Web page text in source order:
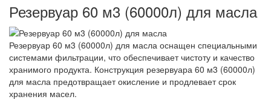
Резервуар 60 м3 (60000л) для масла
Резервуар 60 м3 (60000л) для масла оснащен специальными
системами фильтрации, что обеспечивает чистоту и качество
хранимого продукта. Конструкция резервуара 60 м3 (60000л)
для масла предотвращает окисление и продлевает срок
хранения масел.